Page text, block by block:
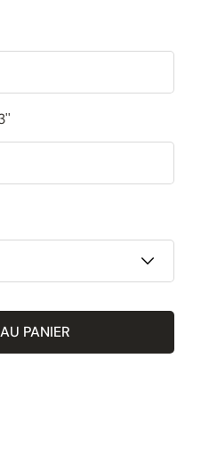
SERVIETTES EN
POUR LE PORTE-
PANIER